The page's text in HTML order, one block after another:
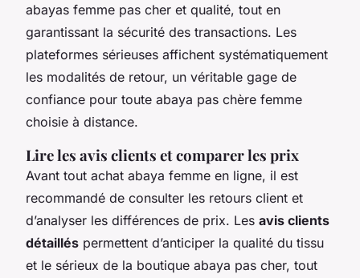
abayas femme pas cher et qualité, tout en
garantissant la sécurité des transactions. Les
plateformes sérieuses affichent systématiquement
les modalités de retour, un véritable gage de
confiance pour toute abaya pas chère femme
choisie à distance.
Lire les avis clients et comparer les prix
Avant tout achat abaya femme en ligne, il est
recommandé de consulter les retours client et
d’analyser les différences de prix. Les avis clients
détaillés permettent d’anticiper la qualité du tissu
et le sérieux de la boutique abaya pas cher, tout